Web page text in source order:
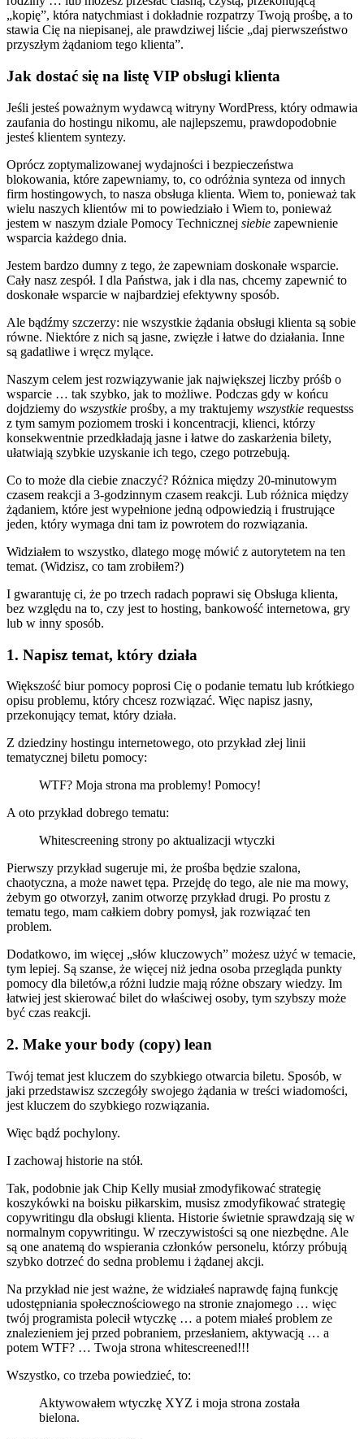
„kopię”, która natychmiast i dokładnie rozpatrzy Twoją prośbę, a to
stawia Cię na niepisanej, ale prawdziwej liście „daj pierwszeństwo
przyszłym żądaniom tego klienta”.
Jak dostać się na listę VIP obsługi klienta
Jeśli jesteś poważnym wydawcą witryny WordPress, który odmawia
zaufania do hostingu nikomu, ale najlepszemu, prawdopodobnie
jesteś klientem syntezy.
Oprócz zoptymalizowanej wydajności i bezpieczeństwa
blokowania, które zapewniamy, to, co odróżnia synteza od innych
firm hostingowych, to nasza obsługa klienta. Wiem to, ponieważ tak
wielu naszych klientów mi to powiedziało i Wiem to, ponieważ
jestem w naszym dziale Pomocy Technicznej siebie zapewnienie
wsparcia każdego dnia.
Jestem bardzo dumny z tego, że zapewniam doskonałe wsparcie.
Cały nasz zespół. I dla Państwa, jak i dla nas, chcemy zapewnić to
doskonałe wsparcie w najbardziej efektywny sposób.
Ale bądźmy szczerzy: nie wszystkie żądania obsługi klienta są sobie
równe. Niektóre z nich są jasne, zwięzłe i łatwe do działania. Inne
są gadatliwe i wręcz mylące.
Naszym celem jest rozwiązywanie jak największej liczby próśb o
wsparcie … tak szybko, jak to możliwe. Podczas gdy w końcu
dojdziemy do wszystkie prośby, a my traktujemy wszystkie requestss
z tym samym poziomem troski i koncentracji, klienci, którzy
konsekwentnie przedkładają jasne i łatwe do zaskarżenia bilety,
ułatwiają szybkie uzyskanie ich tego, czego potrzebują.
Co to może dla ciebie znaczyć? Różnica między 20-minutowym
czasem reakcji a 3-godzinnym czasem reakcji. Lub różnica między
żądaniem, które jest wypełnione jedną odpowiedzią i frustrujące
jeden, który wymaga dni tam iz powrotem do rozwiązania.
Widziałem to wszystko, dlatego mogę mówić z autorytetem na ten
temat. (Widzisz, co tam zrobiłem?)
I gwarantuję ci, że po trzech radach poprawi się Obsługa klienta,
bez względu na to, czy jest to hosting, bankowość internetowa, gry
lub w inny sposób.
1. Napisz temat, który działa
Większość biur pomocy poprosi Cię o podanie tematu lub krótkiego
opisu problemu, który chcesz rozwiązać. Więc napisz jasny,
przekonujący temat, który działa.
Z dziedziny hostingu internetowego, oto przykład złej linii
tematycznej biletu pomocy:
WTF? Moja strona ma problemy! Pomocy!
A oto przykład dobrego tematu:
Whitescreening strony po aktualizacji wtyczki
Pierwszy przykład sugeruje mi, że prośba będzie szalona,
chaotyczna, a może nawet tępa. Przejdę do tego, ale nie ma mowy,
żebym go otworzył, zanim otworzę przykład drugi. Po prostu z
tematu tego, mam całkiem dobry pomysł, jak rozwiązać ten
problem.
Dodatkowo, im więcej „słów kluczowych” możesz użyć w temacie,
tym lepiej. Są szanse, że więcej niż jedna osoba przegląda punkty
pomocy dla biletów,a różni ludzie mają różne obszary wiedzy. Im
łatwiej jest skierować bilet do właściwej osoby, tym szybszy może
być czas reakcji.
2. Make your body (copy) lean
Twój temat jest kluczem do szybkiego otwarcia biletu. Sposób, w
jaki przedstawisz szczegóły swojego żądania w treści wiadomości,
jest kluczem do szybkiego rozwiązania.
Więc bądź pochylony.
I zachowaj historie na stół.
Tak, podobnie jak Chip Kelly musiał zmodyfikować strategię
koszykówki na boisku piłkarskim, musisz zmodyfikować strategię
copywritingu dla obsługi klienta. Historie świetnie sprawdzają się w
normalnym copywritingu. W rzeczywistości są one niezbędne. Ale
są one anatemą do wspierania członków personelu, którzy próbują
szybko dotrzeć do sedna problemu i żądanej akcji.
Na przykład nie jest ważne, że widziałeś naprawdę fajną funkcję
udostępniania społecznościowego na stronie znajomego … więc
twój programista polecił wtyczkę … a potem miałeś problem ze
znalezieniem jej przed pobraniem, przesłaniem, aktywacją … a
potem WTF? … Twoja strona whitescreened!!!
Wszystko, co trzeba powiedzieć, to:
Aktywowałem wtyczkę XYZ i moja strona została
bielona.